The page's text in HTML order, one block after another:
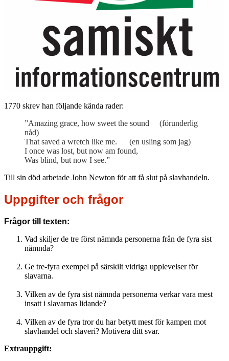
1770 skrev han följande kända rader:
”Amazing grace, how sweet the sound (förunderlig
nåd)
That saved a wretch like me. (en usling som jag)
I once was lost, but now am found,
Was blind, but now I see.”
Till sin död arbetade John Newton för att få slut på slavhandeln.
Uppgifter och frågor
Frågor till texten:
Vad skiljer de tre först nämnda personerna från de fyra sist
nämnda?
Ge tre-fyra exempel på särskilt vidriga upplevelser för
slavarna.
Vilken av de fyra sist nämnda personerna verkar vara mest
insatt i slavarnas lidande?
Vilken av de fyra tror du har betytt mest för kampen mot
slavhandel och slaveri? Motivera ditt svar.
Extrauppgift: